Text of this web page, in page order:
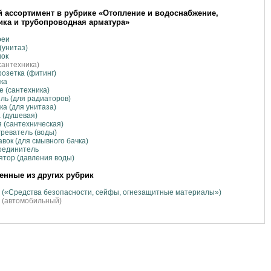
ассортимент в рубрике «Отопление и водоснабжение,
и трубопроводная арматура»
(фитинг)
(сантехника)
(для радиаторов)
(для унитаза)
(душевая)
(сантехническая)
(воды)
(для смывного бачка)
(давления воды)
из других рубрик
(«Средства безопасности, сейфы, огнезащитные материалы»)
(автомобильный)